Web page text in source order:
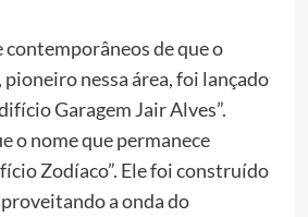
contemporâneos de que o
nessa área, foi lançado
Garagem Jair Alves”.
o nome que permanece
Zodíaco”. Ele foi construído
a onda do